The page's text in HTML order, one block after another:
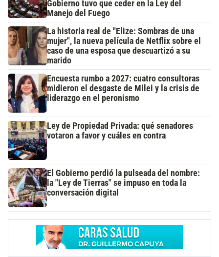
Gobierno tuvo que ceder en la Ley del
Manejo del Fuego
La historia real de "Elize: Sombras de una
mujer", la nueva película de Netflix sobre el
caso de una esposa que descuartizó a su
marido
Encuesta rumbo a 2027: cuatro consultoras
midieron el desgaste de Milei y la crisis de
liderazgo en el peronismo
Ley de Propiedad Privada: qué senadores
votaron a favor y cuáles en contra
El Gobierno perdió la pulseada del nombre:
la "Ley de Tierras" se impuso en toda la
conversación digital